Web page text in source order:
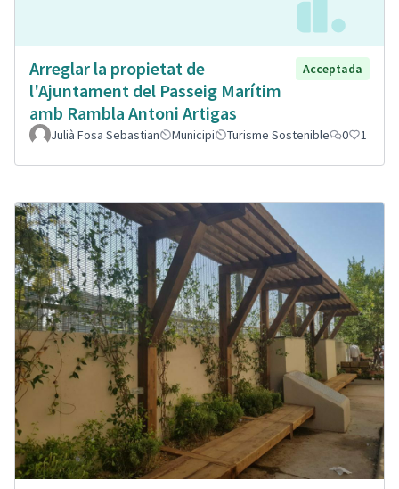
Arreglar la propietat de
l'Ajuntament del Passeig Marítim
amb Rambla Antoni Artigas
Acceptada
Julià Fosa Sebastian Municipi Turisme Sostenible 0 1